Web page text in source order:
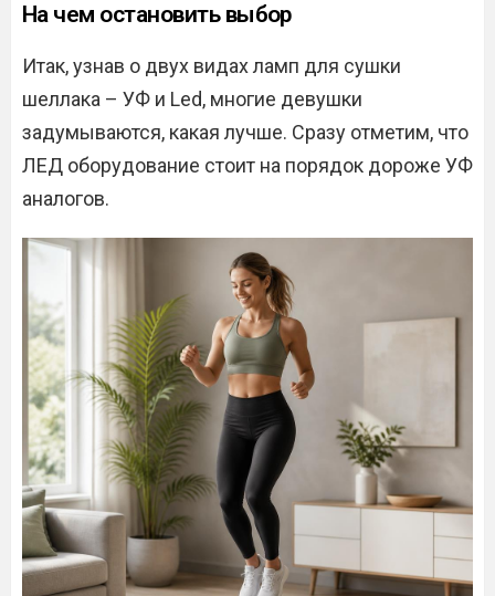
На чем остановить выбор
Итак, узнав о двух видах ламп для сушки
шеллака – УФ и Led, многие девушки
задумываются, какая лучше. Сразу отметим, что
ЛЕД оборудование стоит на порядок дороже УФ
аналогов.